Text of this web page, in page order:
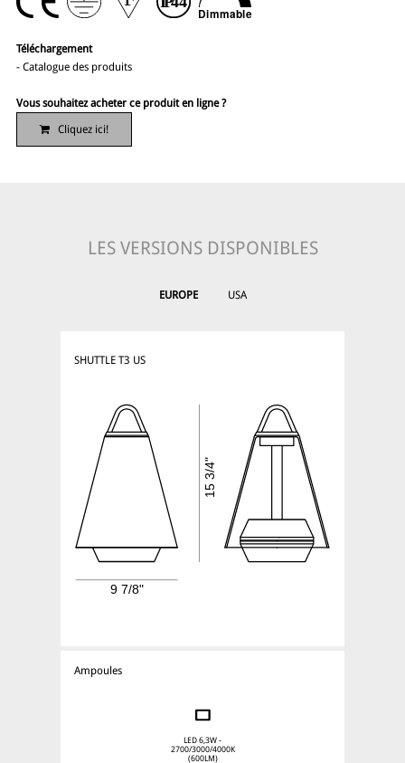
Téléchargement
- Catalogue des produits
Vous souhaitez acheter ce produit en ligne ?
Cliquez ici!
LES VERSIONS DISPONIBLES
EUROPE USA
SHUTTLE T3 US
Ampoules
LED 6,3W -
2700/3000/4000K
(600LM)